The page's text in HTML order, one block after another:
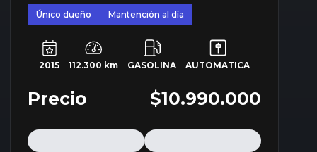
Único dueño Mantención al día
2015 112.300 km GASOLINA AUTOMATICA
Precio $10.990.000